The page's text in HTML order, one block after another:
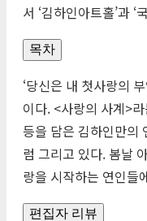
서 ‘김하인아트홀’과
목차
‘당신은 내 첫사랑의
이다. <사랑의 사계>
등을 담은 김하인만의
럼 그리고 있다. 봄날
랑을 시작하는 연인들
편집자 리뷰